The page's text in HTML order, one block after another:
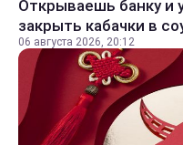
Открываешь банку и
закрыть кабачки в
06 августа 2026, 20:12